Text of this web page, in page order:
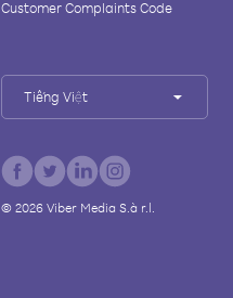
Customer Complaints Code
Tiếng Việt
© 2026Viber Media S.à r.l.